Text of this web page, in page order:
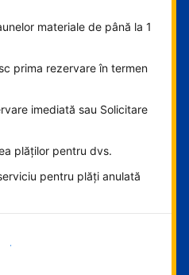
materiale de până la 1
prima rezervare în termen
imediată sau Solicitare
plăților pentru dvs.
pentru plăți anulată